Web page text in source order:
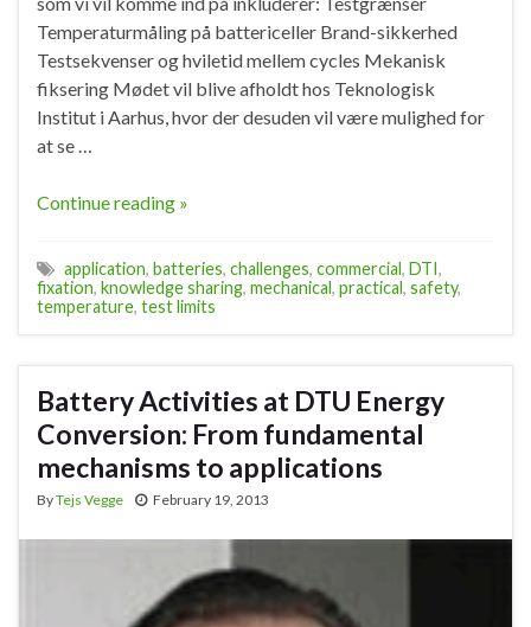
Temperaturmåling på battericeller Brand-sikkerhed
Testsekvenser og hviletid mellem cycles Mekanisk
fiksering Mødet vil blive afholdt hos Teknologisk
Institut i Aarhus, hvor der desuden vil være mulighed for
at se …
Continue reading »
application, batteries, challenges, commercial, DTI,
fixation, knowledge sharing, mechanical, practical, safety,
temperature, test limits
Battery Activities at DTU Energy
Conversion: From fundamental
mechanisms to applications
ByTejs Vegge February 19, 2013